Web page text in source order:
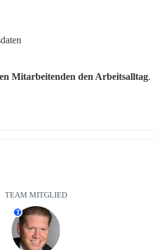
Mitarbeitenden den Arbeitsalltag.
TEAM MITGLIED
T